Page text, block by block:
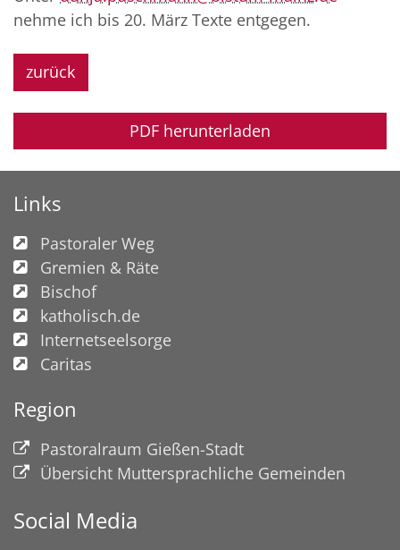
nehme ich bis 20. März Texte entgegen.
zurück
PDF herunterladen
Links
Pastoraler Weg
Gremien & Räte
Bischof
katholisch.de
Internetseelsorge
Caritas
Region
Pastoralraum Gießen-Stadt
Übersicht Muttersprachliche Gemeinden
Social Media